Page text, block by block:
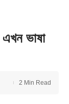
ভাষা
2 Min Read